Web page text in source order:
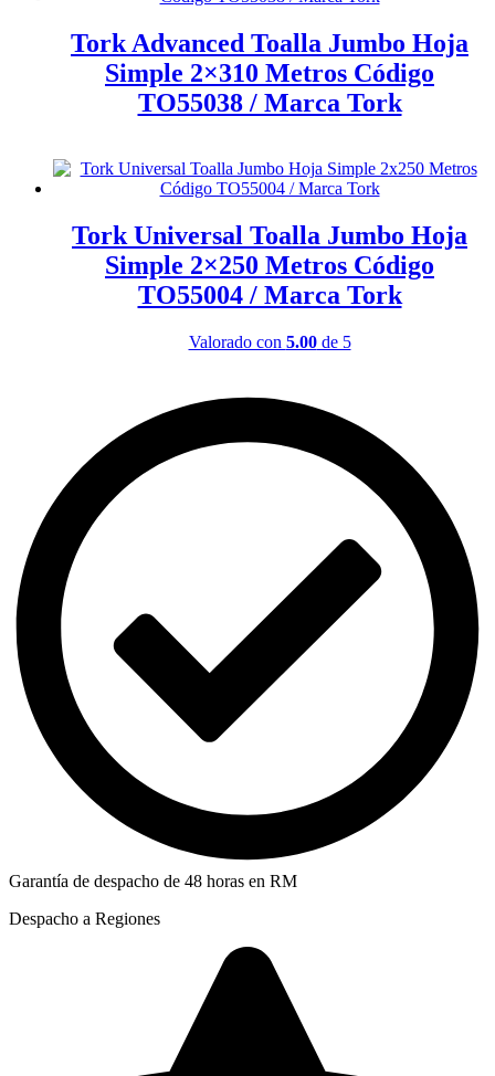
Tork Advanced Toalla Jumbo Hoja
Simple 2×310 Metros Código
TO55038 / Marca Tork
Tork Universal Toalla Jumbo Hoja
Simple 2×250 Metros Código
TO55004 / Marca Tork
Valorado con 5.00de 5
Garantía de despacho de 48 horas en RM
Despacho a Regiones